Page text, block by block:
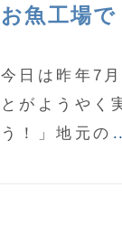
お魚工場
今日は昨年7
とがようやく
う！」地元の